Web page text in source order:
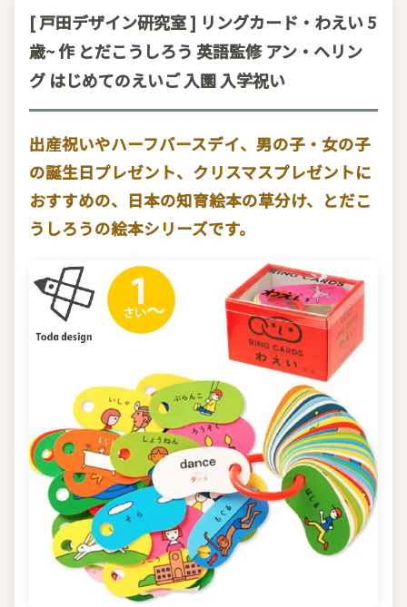
[ 戸田デザイン研究室 ] リングカード・わえい 5
歳~ 作 とだこうしろう 英語監修 アン・ヘリン
グ はじめてのえいご 入園 入学祝い
出産祝いやハーフバースデイ、男の子・女の子
の誕生日プレゼント、クリスマスプレゼントに
おすすめの、日本の知育絵本の草分け、とだこ
うしろうの絵本シリーズです。